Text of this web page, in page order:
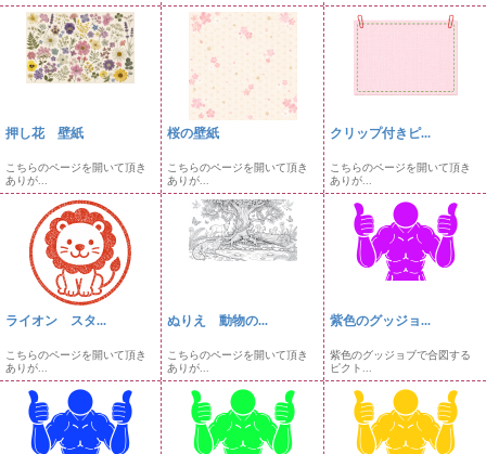
押し花 壁紙
こちらのページを開いて頂き
ありが...
桜の壁紙
こちらのページを開いて頂き
ありが...
クリップ付きピ...
こちらのページを開いて頂き
ありが...
ライオン スタ...
こちらのページを開いて頂き
ありが...
ぬりえ 動物の...
こちらのページを開いて頂き
ありが...
紫色のグッジョ...
紫色のグッジョブで合図する
ピクト...